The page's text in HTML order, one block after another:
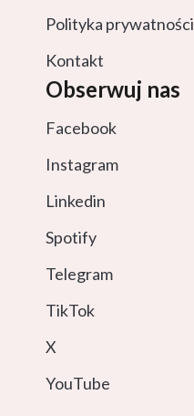
Polityka prywatności
Kontakt
Obserwuj nas
Facebook
Instagram
Linkedin
Spotify
Telegram
TikTok
X
YouTube